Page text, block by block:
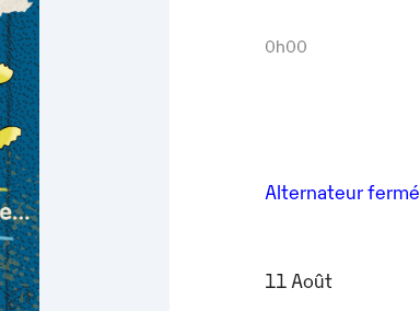
0h00
Alternateur fermé
11 Août